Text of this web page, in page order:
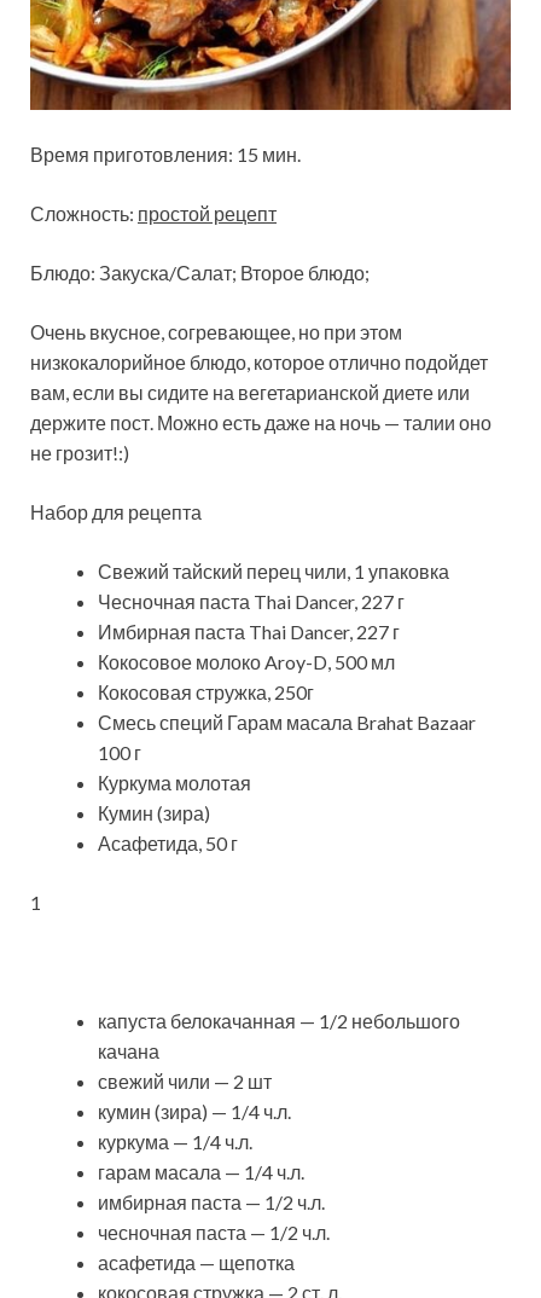
Время приготовления: 15 мин.
Сложность: простой рецепт
Блюдо: Закуска/Салат; Второе блюдо;
Очень вкусное, согревающее, но при этом
низкокалорийное блюдо, которое отлично подойдет
вам, если вы сидите на вегетарианской диете или
держите пост. Можно есть даже на ночь — талии оно
не грозит!:)
Набор для рецепта
Свежий тайский перец чили, 1 упаковка
Чесночная паста Thai Dancer, 227 г
Имбирная паста Thai Dancer, 227 г
Кокосовое молоко Aroy-D, 500 мл
Кокосовая стружка, 250г
Смесь специй Гарам масала Brahat Bazaar
100 г
Куркума молотая
Кумин (зира)
Асафетида, 50 г
1
капуста белокачанная — 1/2 небольшого
качана
свежий чили — 2 шт
кумин (зира) — 1/4 ч.л.
куркума — 1/4 ч.л.
гарам масала — 1/4 ч.л.
имбирная паста — 1/2 ч.л.
чесночная паста — 1/2 ч.л.
асафетида — щепотка
кокосовая стружка — 2 ст. л.